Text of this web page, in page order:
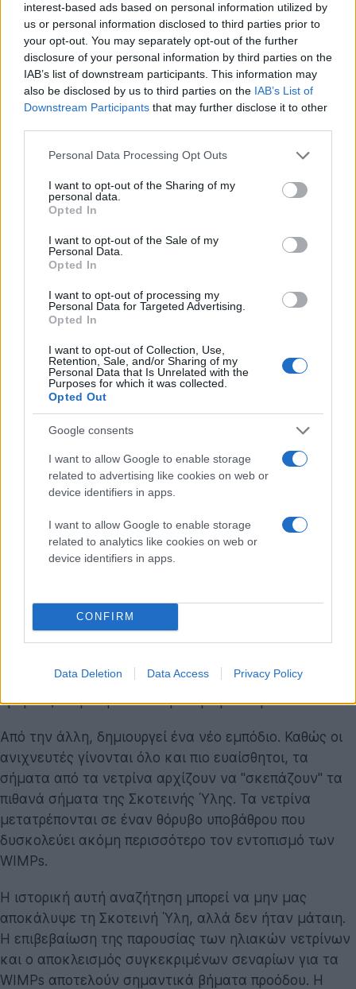
interest-based ads based on personal information utilized by
us or personal information disclosed to third parties prior to
your opt-out. You may separately opt-out of the further
disclosure of your personal information by third parties on the
IAB’s list of downstream participants. This information may
also be disclosed by us to third parties on the IAB’s List of
Downstream Participants that may further disclose it to other
Please note that this website/app uses one or more Google
not limited to your visit or usage behaviour. You may click to
grant or deny consent to Google and its third-party tags to
use your data for below specified purposes in below Google
consent section.
Personal Data Processing Opt Outs
I want to opt-out of the Sharing of my
personal data.
Opted In
I want to opt-out of the Sale of my
Personal Data.
Opted In
I want to opt-out of processing my
Personal Data for Targeted Advertising.
Opted In
I want to opt-out of Collection, Use,
Retention, Sale, and/or Sharing of my
Personal Data that Is Unrelated with the
Purposes for which it was collected.
Opted Out
Google consents
I want to allow Google to enable storage
related to advertising like cookies on web or
device identifiers in apps.
I want to allow Google to enable storage
related to analytics like cookies on web or
device identifiers in apps.
CONFIRM
Data Deletion Data Access Privacy Policy
σπάνια σύγκρουση ενός σωματιδίου Σκοτεινής Ύλης
με έναν πυρήνα του υλικού του ανιχνευτή.
Δυστυχώς, τα δεδομένα δεν έδειξαν καμία τέτοια
αλληλεπίδραση. Το αποτέλεσμα αυτό, αν και
αρνητικό, είναι κρίσιμης σημασίας. Βοηθά τους
φυσικούς να αποκλείσουν συγκεκριμένες θεωρίες και
να περιορίσουν το εύρος των πιθανών
αναγκάζοντας την επιστημονική κοινότητα να
επανεξετάσει τα μοντέλα της.
Η απροσδόκητη εμφάνιση των Νετρίνων
Ενώ η Σκοτεινή Ύλη κράτησε κλειστά τα χαρτιά της,
ο ανιχνευτής κατέγραψε σήματα από κάτι
ηλιακά νετρίνα . Αυτά τα υποατομικά
αντιδράσεις στον πυρήνα του Ήλιου, διαπερνούν τη
Γη κατά τρισεκατομμύρια κάθε δευτερόλεπτο, αλλά
σπάνια αλληλεπιδρούν με την ύλη.
Η ικανότητα του πειράματος να εντοπίσει αυτά τα
"σωματίδια-φαντάσματα" με τόσο μεγάλη ακρίβεια
θεωρείται τεράστιο τεχνολογικό επίτευγμα.
Σηματοδοτεί ότι οι ανιχνευτές μας έχουν φτάσει σε
ένα επίπεδο ευαισθησίας γνωστό ως "Neutrino Floor" ή
"Neutrino Fog".
σχεδιασμένο για Σκοτεινή Ύλη είναι δίκοπο μαχαίρι.
τις ιδιότητες των νετρίνων, ανοίγοντας νέους
δρόμους στη σωματιδιακή αστροφυσική.
Από την άλλη, δημιουργεί ένα νέο εμπόδιο. Καθώς οι
ανιχνευτές γίνονται όλο και πιο ευαίσθητοι, τα
σήματα από τα νετρίνα αρχίζουν να "σκεπάζουν" τα
πιθανά σήματα της Σκοτεινής Ύλης. Τα νετρίνα
μετατρέπονται σε έναν θόρυβο υποβάθρου που
δυσκολεύει ακόμη περισσότερο τον εντοπισμό των
WIMPs.
Η ιστορική αυτή αναζήτηση μπορεί να μην μας
αποκάλυψε τη Σκοτεινή Ύλη, αλλά δεν ήταν μάταιη.
Η επιβεβαίωση της παρουσίας των ηλιακών νετρίνων
και ο αποκλεισμός συγκεκριμένων σεναρίων για τα
WIMPs αποτελούν σημαντικά βήματα προόδου. Η